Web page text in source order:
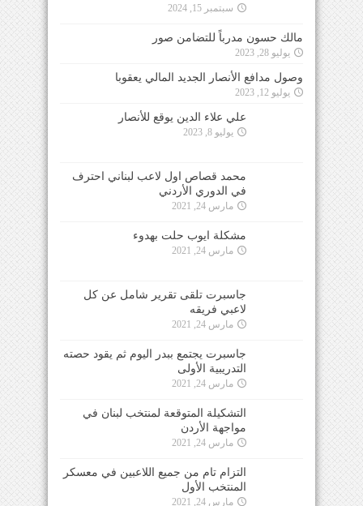
سبتمبر 15, 2024
مالك حسون مدرباً للتضامن صور
يوليو 28, 2023
وصول مدافع الأنصار الجديد المالي يعقوبا
يوليو 12, 2023
علي علاء الدين يوقع للأنصار
يوليو 8, 2023
محمد قصاص اول لاعب لبناني احترف
في الدوري الأردني
مارس 24, 2021
مشكلة ايوب حلت بهدوء
مارس 24, 2021
جاسبرت تلقى تقرير شامل عن كل
لاعبي فريقه
مارس 24, 2021
جاسبرت يجتمع ببدر اليوم ثم يقود حصته
التدريبية الأولى
مارس 24, 2021
التشكيلة المتوقعة لمنتخب لبنان في
مواجهة الأردن
مارس 24, 2021
التزام تام من جميع اللاعبين في معسكر
المنتخب الأول
مارس 24, 2021